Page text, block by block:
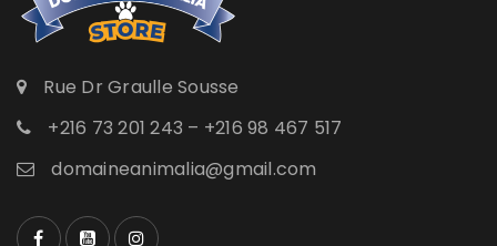
Rue Dr Graulle Sousse
+216 73 201 243 – +216 98 467 517
domaineanimalia@gmail.com